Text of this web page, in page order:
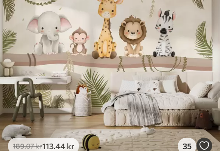
189.07kr113 .44 kr 35